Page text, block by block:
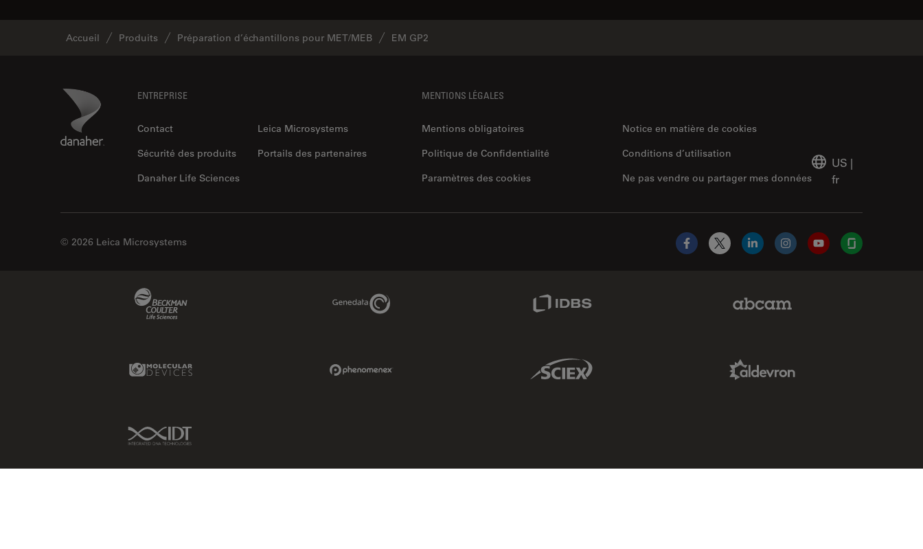
Accueil Produits Préparation d’échantillons pour MET/MEB EM GP2
Danaher Logo ENTREPRISE
Contact
Leica Microsystems
Sécurité des produits
Portails des partenaires
Danaher Life Sciences
MENTIONS LÉGALES
Mentions obligatoires
Notice en matière de cookies
Politique de Confidentialité
Ne pas vendre ou partager mes données
Conditions d’utilisation
Paramètres des cookies
US |
fr
© 2026 Leica Microsystems
Facebook
X LinkedInInstagramYouTubeGlassdoor
Genedata Link
Molecular Devices Link Sciex Link
IDT Link